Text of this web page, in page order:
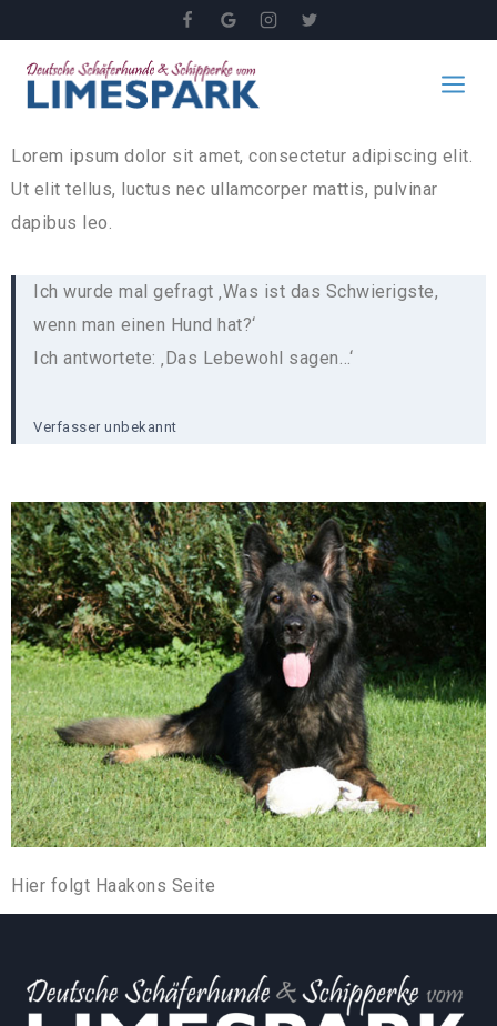
Lorem ipsum dolor sit amet, consectetur adipiscing elit.
Ut elit tellus, luctus nec ullamcorper mattis, pulvinar
dapibus leo.
Ich wurde mal gefragt ‚Was ist das Schwierigste,
wenn man einen Hund hat?‘
Ich antwortete: ‚Das Lebewohl sagen…‘
Verfasser unbekannt
Hier folgt Haakons Seite